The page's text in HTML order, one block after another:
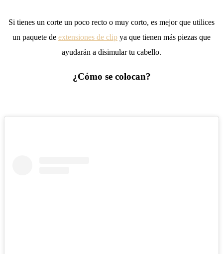
Si tienes un corte un poco recto o muy corto, es mejor que utilices
un paquete de extensiones de clip ya que tienen más piezas que
ayudarán a disimular tu cabello.
¿Cómo se colocan?